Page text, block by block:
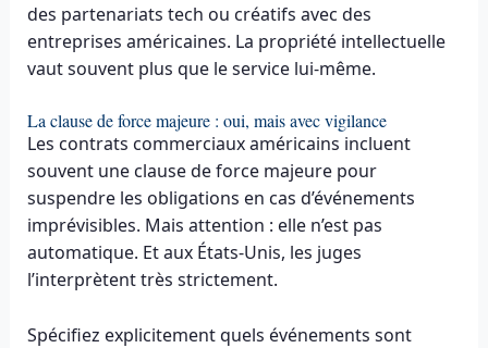
des partenariats tech ou créatifs avec des
entreprises américaines. La propriété intellectuelle
vaut souvent plus que le service lui-même.
La clause de force majeure : oui, mais avec vigilance
Les contrats commerciaux américains incluent
souvent une clause de force majeure pour
suspendre les obligations en cas d’événements
imprévisibles. Mais attention : elle n’est pas
automatique. Et aux États-Unis, les juges
l’interprètent très strictement.
Spécifiez explicitement quels événements sont